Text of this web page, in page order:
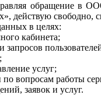
обращение в
действую свободно,
в целях:
кабинета;
услуг;
по вопросам работы
заявок и услуг.